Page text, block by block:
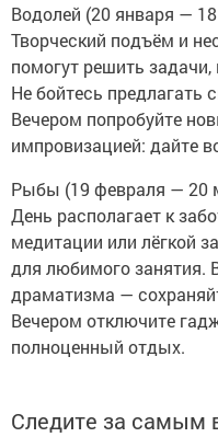
Водолей (20 января —
Творческий подъём и
помогут решить
Не бойтесь предлагать
Вечером попробуйте
импровизацией: дайте
Рыбы (19 февраля — 20
День располагает к
медитации или лёгкой
для любимого занятия.
драматизма —
Вечером отключите
полноценный отдых.
Следите за самым